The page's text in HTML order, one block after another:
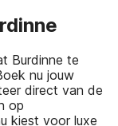
Burdinne te
nu jouw
direct van de
op
kiest voor luxe